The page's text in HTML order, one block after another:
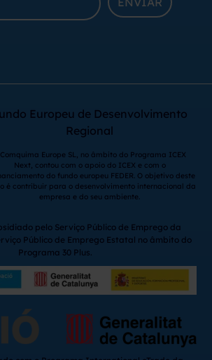
Europeu de Desenvolvimento
Regional
Europe SL, no âmbito do Programa ICEX
Next, contou com o apoio do ICEX e com o
do fundo europeu FEDER. O objetivo deste
é contribuir para o desenvolvimento internacional da
empresa e do seu ambiente.
pelo Serviço Público de Emprego da
Público de Emprego Estatal no âmbito do
Programa 30 Plus.